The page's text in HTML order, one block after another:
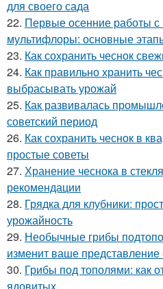
для своего сада
22. Первые осенние работы с
мультифлоры: основные
23. Как сохранить чеснок
24. Как правильно хранить
выбрасывать урожай
25. Как развивалась
советский период
26. Как сохранить чеснок в
простые советы
27. Хранение чеснока в
рекомендации
28. Грядка для клубники:
урожайность
29. Необычные грибы
изменит ваше
30. Грибы под тополями: как
ядовитых